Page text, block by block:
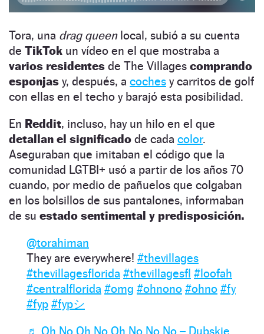
Tora, una drag queenlocal, subió a su cuenta
de TikTok un vídeo en el que mostraba a
varios residentes de The Villages comprando
esponjas y, después, a coches y carritos de golf
con ellas en el techo y barajó esta posibilidad.
En Reddit, incluso, hay un hilo en el que
detallan el significado de cada color.
Aseguraban que imitaban el código que la
comunidad LGTBI+ usó a partir de los años 70
cuando, por medio de pañuelos que colgaban
en los bolsillos de sus pantalones, informaban
de su estado sentimental y predisposición.
@torahiman
They are everywhere! #thevillages
#thevillagesflorida #thevillagesfl #loofah
#centralflorida #omg #ohnono #ohno #fy
#fyp #fypシ
♬ Oh No Oh No Oh No No No – Dubskie